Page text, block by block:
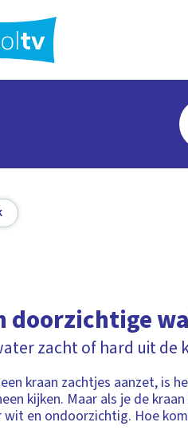
doorzichtige
zacht of hard uit de
kraan zachtjes aanzet, is
kijken. Maar als je de
en ondoorzichtig. Hoe